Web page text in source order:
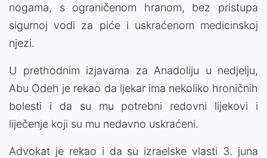
nogama, s ograničenom hranom, bez pristupa
sigurnoj vodi za piće i uskraćenom medicinskoj
njezi.
U prethodnim izjavama za Anadoliju u nedjelju,
Abu Odeh je rekao da ljekar ima nekoliko hroničnih
bolesti i da su mu potrebni redovni lijekovi i
liječenje koji su mu nedavno uskraćeni.
Advokat je rekao i da su izraelske vlasti 3. juna